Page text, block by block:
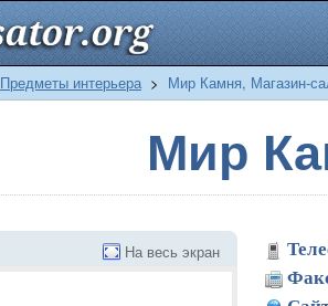
Предметы интерьера > Мир Камня, Магазин-
Мир
На весь экран